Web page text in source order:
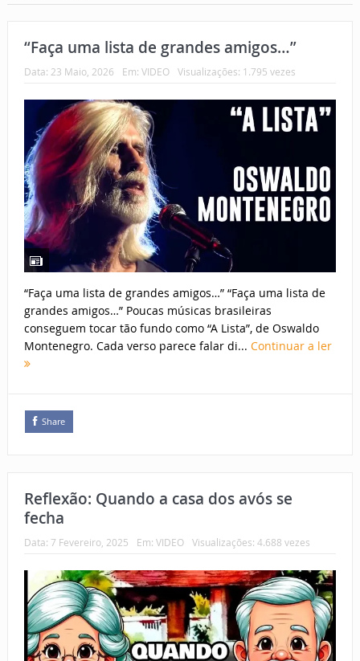
“Faça uma lista de grandes amigos…”
Data: 23 Maio, 2026 Em: VIDEO Visualizações: 1.795 vezes
“Faça uma lista de grandes amigos…” “Faça uma lista de
grandes amigos…” Poucas músicas brasileiras
conseguem tocar tão fundo como “A Lista”, de Oswaldo
Montenegro. Cada verso parece falar di... Continuar a ler
Share
Reflexão: Quando a casa dos avós se
fecha
Data: 7 Fevereiro, 2025 Em: VIDEO Visualizações: 4.688 vezes